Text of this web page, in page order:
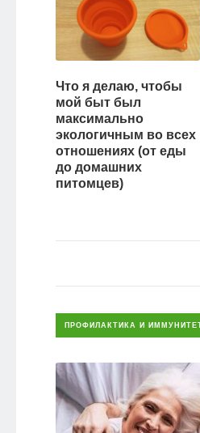
Что я делаю, чтобы
мой быт был
максимально
экологичным во всех
отношениях (от еды
до домашних
питомцев)
ПРОФИЛАКТИКА И